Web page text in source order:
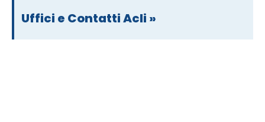
Uffici e Contatti Acli »